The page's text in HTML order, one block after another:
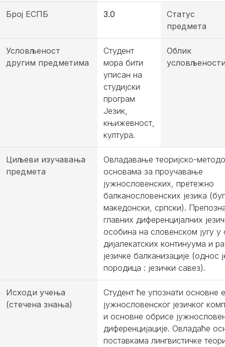
Број ЕСПБ 3.0
Статус
предмета
Условљеност
другим предметима
Студент
мора бити
уписан на
студијски
програм
Језик,
књижевност,
култура.
Облик
Циљеви изучавања
предмета
Овладавање теоријско-
основама за проучавање
јужнословенских, претежно
балканословенских језика
македонски, српски).
главних диференцијалних
особина на словенском југу у
дијалекатских континуума и
језичке балканизације (однос
породица : језички савез).
Исходи учења
(стечена знања)
Студент ће упознати основне
јужнословенског језичког
и основне обрисе
диференцијације. Овладаће
поставкама лингвистичке